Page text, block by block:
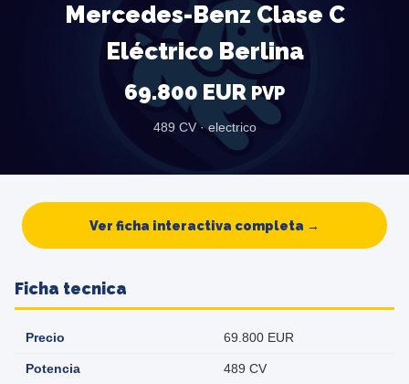
Mercedes-Benz Clase C
Eléctrico Berlina
69.800 EUR PVP
489 CV · electrico
Ver ficha interactiva completa →
Ficha tecnica
Precio 69.800 EUR
Potencia 489 CV